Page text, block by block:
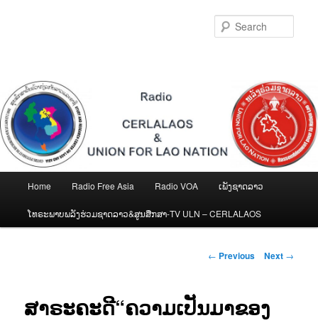
Home Radio Free Asia Radio VOA ເພັງຊາດລາວ
ໂທຣະພາບພລັງຮ່ວມຊາດລາວ&ສູນສືກສາ-TV ULN – CERLALAOS
Post
← Previous Next →
ສາຣະຄະດີ“ຄວາມເປັນມາຂອງ